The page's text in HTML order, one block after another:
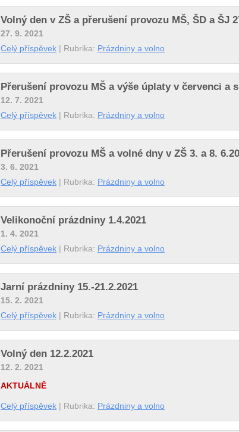
Volný den v ZŠ a přerušení provozu MŠ, ŠD a ŠJ
27. 9. 2021
Celý příspěvek | Rubrika: Prázdniny a volno
Přerušení provozu MŠ a výše úplaty v červenci a
12. 7. 2021
Celý příspěvek | Rubrika: Prázdniny a volno
Přerušení provozu MŠ a volné dny v ZŠ 3. a 8.
3. 6. 2021
Celý příspěvek | Rubrika: Prázdniny a volno
Velikonoční prázdniny 1.4.2021
1. 4. 2021
Celý příspěvek | Rubrika: Prázdniny a volno
Jarní prázdniny 15.-21.2.2021
15. 2. 2021
Celý příspěvek | Rubrika: Prázdniny a volno
Volný den 12.2.2021
12. 2. 2021
AKTUÁLNĚ
Celý příspěvek | Rubrika: Prázdniny a volno